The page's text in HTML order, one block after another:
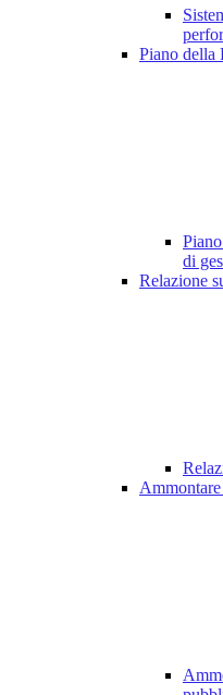
Piano della
di
Relazione